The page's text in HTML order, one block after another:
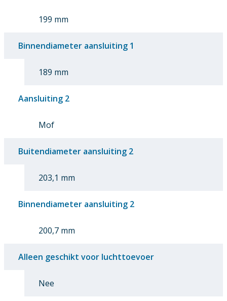
199 mm
Binnendiameter aansluiting 1
189 mm
Aansluiting 2
Mof
Buitendiameter aansluiting 2
203,1 mm
Binnendiameter aansluiting 2
200,7 mm
Alleen geschikt voor luchttoevoer
Nee